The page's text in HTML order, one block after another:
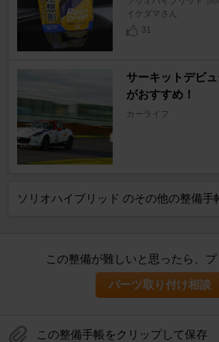
イケダマさん
31
サーキットデビ
がおすすめ！
カーライフ
ソリオハイブリッド のその他の整備手
この整備が難しいと思ったら、プ
パーツ取り付け相談
この整備手帳をクリップして保存